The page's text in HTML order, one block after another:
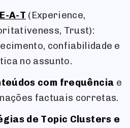
A-T (Experience,
Trust):
confiabilidade e
no assunto.
com frequência e
factuais corretas.
de Topic Clusters e